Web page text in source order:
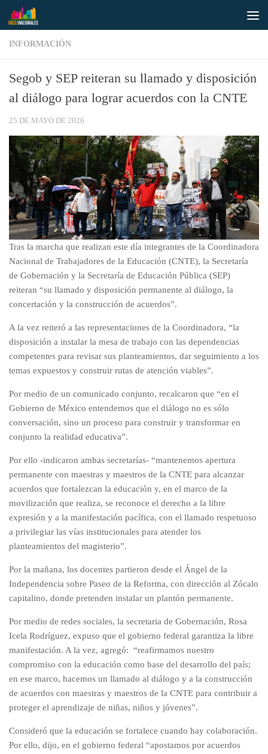
Saltar al contenido
INFORMACIÓN
Segob y SEP reiteran su llamado y disposición
al diálogo para lograr acuerdos con la CNTE
25 DE MAYO DE 2026
Tras la marcha que realizan este día integrantes de la Coordinadora
Nacional de Trabajadores de la Educación (CNTE), la Secretaría
de Gobernación y la Secretaría de Educación Pública (SEP)
reiteran “su llamado y disposición permanente al diálogo, la
concertación y la construcción de acuerdos”.
A la vez reiteró a las representaciones de la Coordinadora, “la
disposición a instalar la mesa de trabajo con las dependencias
competentes para revisar sus planteamientos, dar seguimiento a los
temas expuestos y construir rutas de atención viables”.
Por medio de un comunicado conjunto, recalcaron que “en el
Gobierno de México entendemos que el diálogo no es sólo
conversación, sino un proceso para construir y transformar en
conjunto la realidad educativa”.
Por ello -indicaron ambas secretarías- “mantenemos apertura
permanente con maestras y maestros de la CNTE para alcanzar
acuerdos que fortalezcan la educación y, en el marco de la
movilización que realiza, se reconoce el derecho a la libre
expresión y a la manifestación pacífica, con el llamado respetuoso
a privilegiar las vías institucionales para atender los
planteamientos del magisterio”.
Por la mañana, los docentes partieron desde el Ángel de la
Independencia sobre Paseo de la Reforma, con dirección al Zócalo
capitalino, donde pretenden instalar un plantón permanente.
Por medio de redes sociales, la secretaria de Gobernación, Rosa
Icela Rodríguez, expuso que el gobierno federal garantiza la libre
manifestación. A la vez, agregó: “reafirmamos nuestro
compromiso con la educación como base del desarrollo del país;
en ese marco, hacemos un llamado al diálogo y a la construcción
de acuerdos con maestras y maestros de la CNTE para contribuir a
proteger el aprendizaje de niñas, niños y jóvenes”.
Consideró que la educación se fortalece cuando hay colaboración.
Por ello, dijo, en el gobierno federal “apostamos por acuerdos